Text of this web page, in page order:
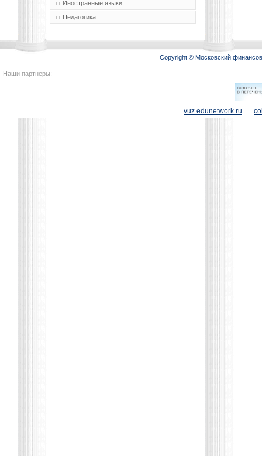
Иностранные языки
Педагогика
Copyright © Московский
Наши партнеры:
vuz.edunetwork.ru